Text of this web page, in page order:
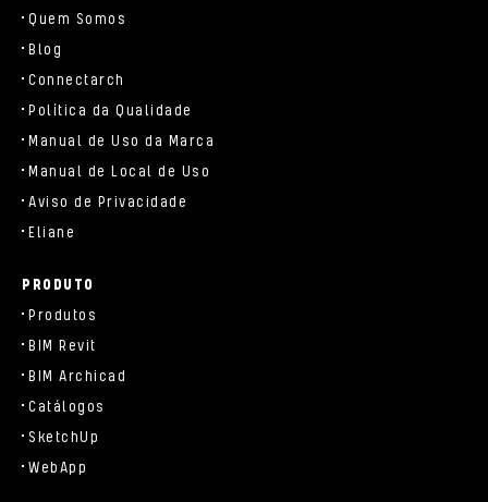
Quem Somos
Blog
Connectarch
Política da Qualidade
Manual de Uso da Marca
Manual de Local de Uso
Aviso de Privacidade
Eliane
PRODUTO
Produtos
BIM Revit
BIM Archicad
Catálogos
SketchUp
WebApp